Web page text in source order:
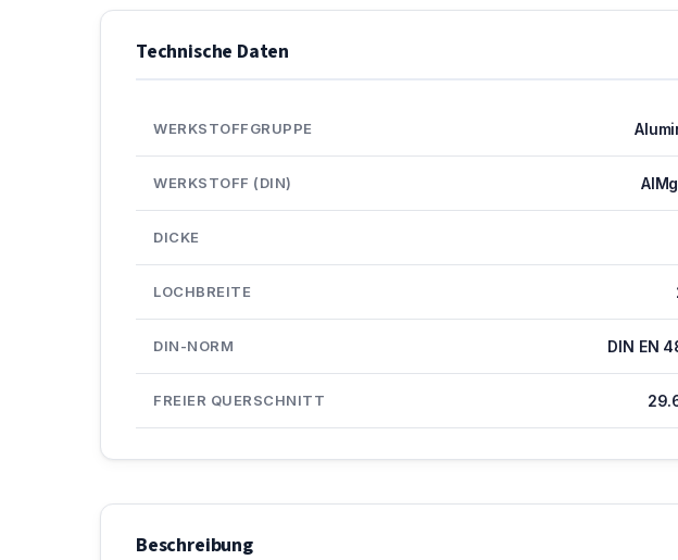
Technische Daten
WERKSTOFFGRUPPE
WERKSTOFF (DIN)
DICKE
LOCHBREITE
DIN-NORM DIN EN
FREIER QUERSCHNITT
Beschreibung